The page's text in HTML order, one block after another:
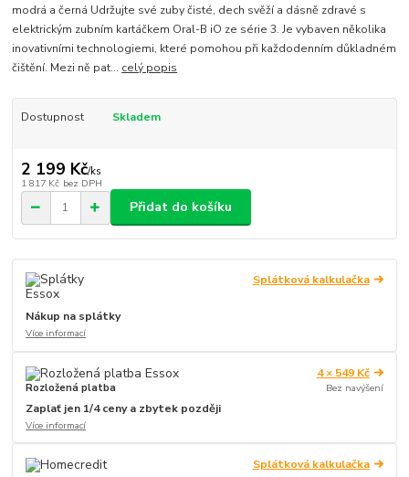
modrá a černá Udržujte své zuby čisté, dech svěží a dásně zdravé s
elektrickým zubním kartáčkem Oral-B iO ze série 3. Je vybaven několika
inovativními technologiemi, které pomohou při každodenním důkladném
čištění. Mezi ně pat... celý popis
Dostupnost Skladem
2 199 Kč/ks
1 817 Kč bez DPH
Přidat do košíku
Splátková kalkulačka
Nákup na splátky
Více informací
Rozložená platba
4 × 549 Kč
Bez navýšení
Zaplať jen 1/4 ceny a zbytek později
Více informací
Splátková kalkulačka